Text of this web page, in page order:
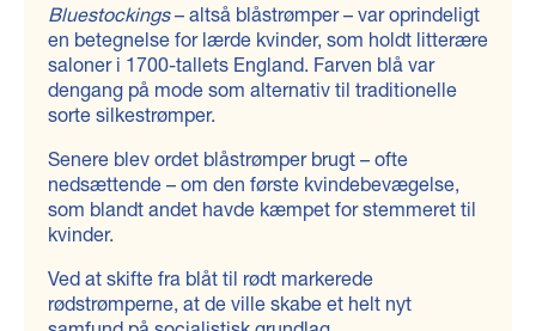
Bluestockings– altså blåstrømper – var oprindeligt
en betegnelse for lærde kvinder, som holdt litterære
saloner i 1700-tallets England. Farven blå var
dengang på mode som alternativ til traditionelle
sorte silkestrømper.
Senere blev ordet blåstrømper brugt – ofte
nedsættende – om den første kvindebevægelse,
som blandt andet havde kæmpet for stemmeret til
kvinder.
Ved at skifte fra blåt til rødt markerede
rødstrømperne, at de ville skabe et helt nyt